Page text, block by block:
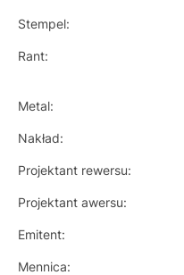
Stempel:
Rant:
Metal:
Nakład:
Projektant rewersu:
Projektant awersu:
Emitent:
Mennica: